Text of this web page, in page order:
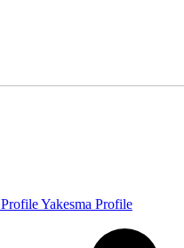
Profile Yakesma Profile